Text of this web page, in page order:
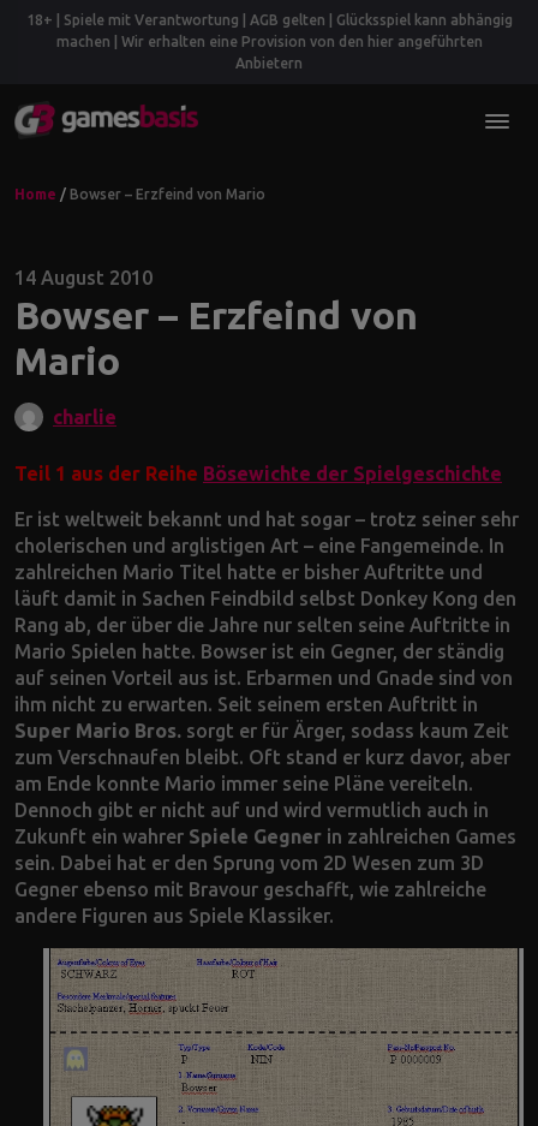
18+ | Spiele mit Verantwortung | AGB gelten | Glücksspiel kann abhängig
machen | Wir erhalten eine Provision von den hier angeführten
Anbietern
Home / Bowser – Erzfeind von Mario
14 August 2010
Bowser – Erzfeind von
Mario
charlie
Teil 1 aus der Reihe Bösewichte der Spielgeschichte
Er ist weltweit bekannt und hat sogar – trotz seiner sehr
cholerischen und arglistigen Art – eine Fangemeinde. In
zahlreichen Mario Titel hatte er bisher Auftritte und
läuft damit in Sachen Feindbild selbst Donkey Kong den
Rang ab, der über die Jahre nur selten seine Auftritte in
Mario Spielen hatte. Bowser ist ein Gegner, der ständig
auf seinen Vorteil aus ist. Erbarmen und Gnade sind von
ihm nicht zu erwarten. Seit seinem ersten Auftritt in
Super Mario Bros. sorgt er für Ärger, sodass kaum Zeit
zum Verschnaufen bleibt. Oft stand er kurz davor, aber
am Ende konnte Mario immer seine Pläne vereiteln.
Dennoch gibt er nicht auf und wird vermutlich auch in
Zukunft ein wahrer Spiele Gegner in zahlreichen Games
sein. Dabei hat er den Sprung vom 2D Wesen zum 3D
Gegner ebenso mit Bravour geschafft, wie zahlreiche
andere Figuren aus Spiele Klassiker.